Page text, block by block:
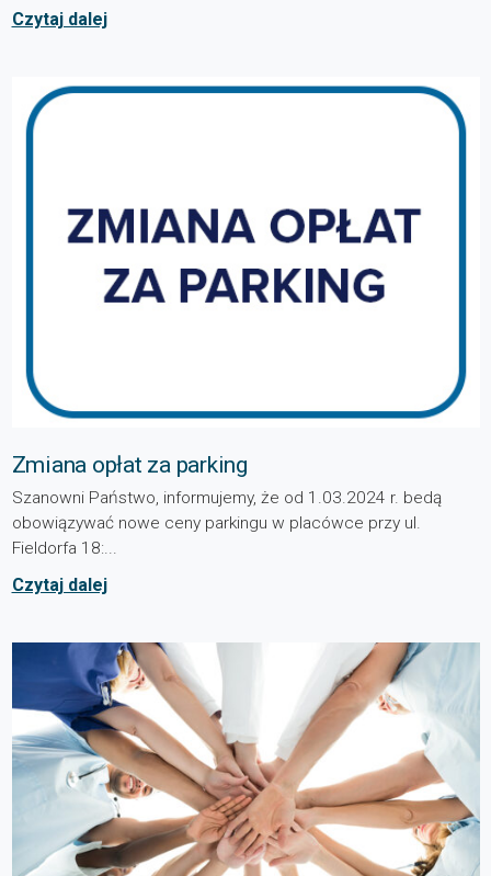
Czytaj dalej
Zmiana opłat za parking
Szanowni Państwo, informujemy, że od 1.03.2024 r. bedą
obowiązywać nowe ceny parkingu w placówce przy ul.
Fieldorfa 18:...
Czytaj dalej